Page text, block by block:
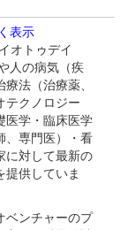
表示
オトゥデイ
人の病気（疾
法（治療薬、
テクノロジー
医学・臨床医学
、専門医）・看
に対して最新の
供していま
ベンチャーのプ